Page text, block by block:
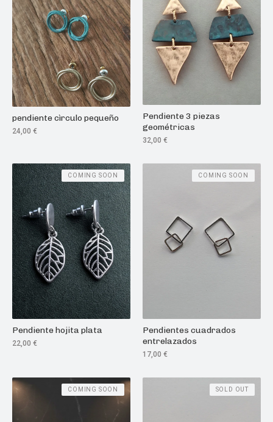
pendiente cìrculo pequeño
24,00 €
Pendiente 3 piezas
geométricas
32,00 €
Pendiente hojita plata
22,00 €
COMING SOON
Pendientes cuadrados
entrelazados
17,00 €
COMING SOON
COMING SOON SOLD OUT